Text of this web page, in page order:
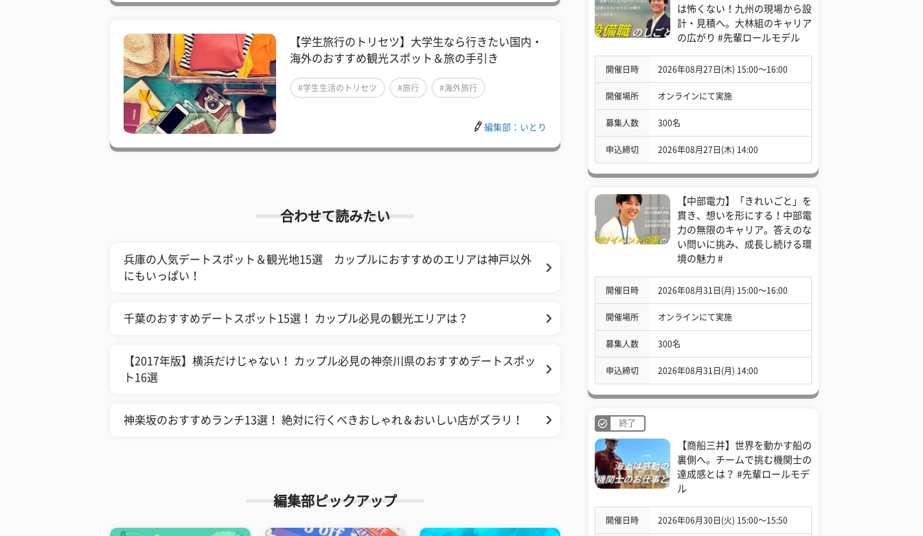
【学生旅行のトリセツ】大学生なら行きたい国内・
海外のおすすめ観光スポット＆旅の手引き
#学生生活のトリセツ #旅行 #海外旅行
編集部：いとり
合わせて読みたい
兵庫の人気デートスポット＆観光地15選 カップルにおすすめのエリアは神戸以外
にもいっぱい！
千葉のおすすめデートスポット15選！ カップル必見の観光エリアは？
【2017年版】横浜だけじゃない！ カップル必見の神奈川県のおすすめデートスポッ
ト16選
神楽坂のおすすめランチ13選！ 絶対に行くべきおしゃれ＆おいしい店がズラリ！
編集部ピックアップ
は怖くない！九州の現場から設
計・見積へ。大林組のキャリア
の広がり #先輩ロールモデル
開催日時 2026年08月27日(木) 15:00〜16:00
開催場所 オンラインにて実施
募集人数 300名
申込締切 2026年08月27日(木) 14:00
【中部電力】「きれいごと」を
貫き、想いを形にする！中部電
力の無限のキャリア。答えのな
い問いに挑み、成長し続ける環
境の魅力 #
開催日時 2026年08月31日(月) 15:00〜16:00
開催場所 オンラインにて実施
募集人数 300名
申込締切 2026年08月31日(月) 14:00
終了
【商船三井】世界を動かす船の
裏側へ。チームで挑む機関士の
達成感とは？ #先輩ロールモデ
ル
開催日時 2026年06月30日(火) 15:00〜15:50